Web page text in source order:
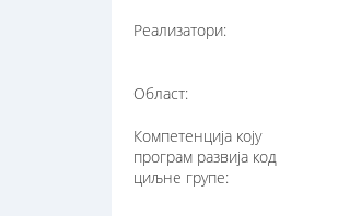
Реализатори:
Област:
Компетенција коју
програм развија код
циљне групе: